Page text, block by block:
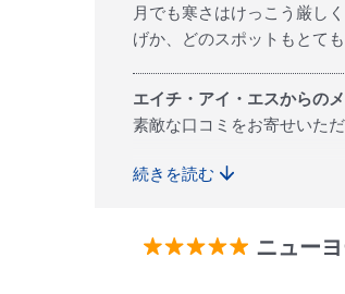
月でも寒さはけっこう厳し
げか、どのスポットもとて
エイチ・アイ・エスからの
素敵な口コミをお寄せいた
初めてのダイカーハイツ訪
日本ではなかなか見られな
続きを読む
ニュー